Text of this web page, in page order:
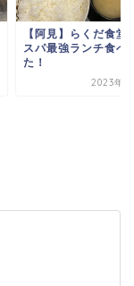
【阿見】らくだ食堂
スパ最強ランチ食べ
た！
2023年5